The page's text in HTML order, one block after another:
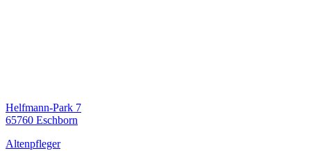
Helfmann-Park 7
65760 Eschborn
Altenpfleger